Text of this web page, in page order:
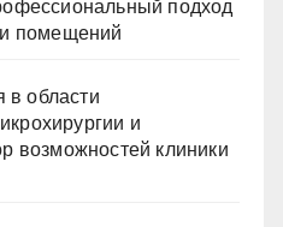
подход
и помещений
области
и
возможностей клиники